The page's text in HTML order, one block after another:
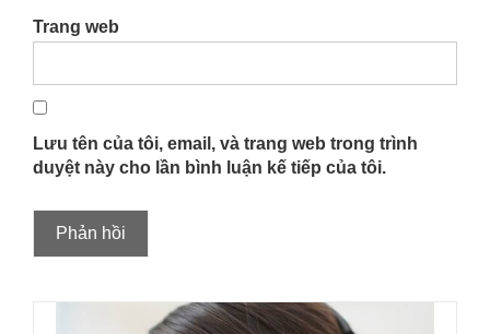
Trang web
Lưu tên của tôi, email, và trang web trong trình
duyệt này cho lần bình luận kế tiếp của tôi.